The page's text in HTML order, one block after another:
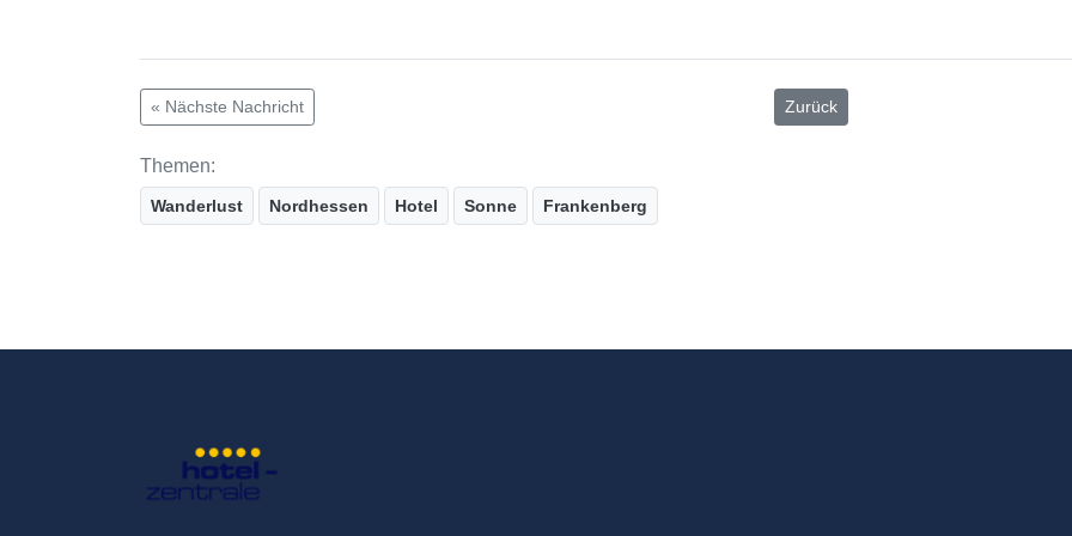
« Nächste Nachricht Zurück
Themen:
Wanderlust Nordhessen Hotel Sonne Frankenberg